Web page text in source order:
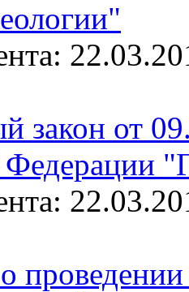
закон от
Федерации